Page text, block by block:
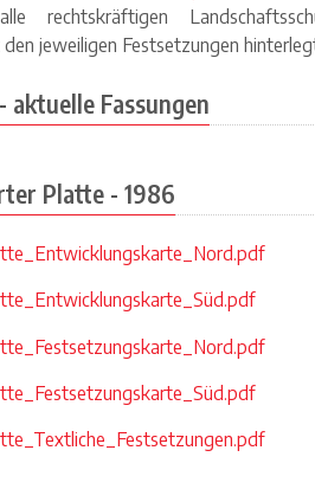
rechtskräftigen
jeweiligen Festsetzungen
aktuelle Fassungen
Platte - 1986